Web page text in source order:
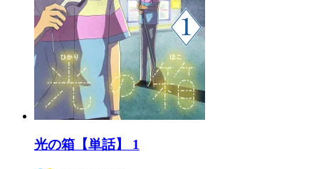
光の箱【単話】 1